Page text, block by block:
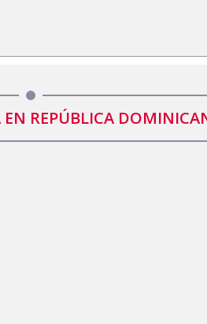
EN REPÚBLICA